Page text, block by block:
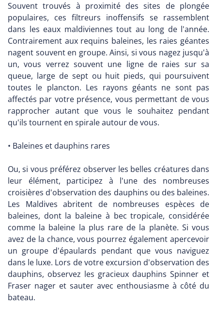
Souvent trouvés à proximité des sites de plongée
populaires, ces filtreurs inoffensifs se rassemblent
dans les eaux maldiviennes tout au long de l'année.
Contrairement aux requins baleines, les raies géantes
nagent souvent en groupe. Ainsi, si vous nagez jusqu'à
un, vous verrez souvent une ligne de raies sur sa
queue, large de sept ou huit pieds, qui poursuivent
toutes le plancton. Les rayons géants ne sont pas
affectés par votre présence, vous permettant de vous
rapprocher autant que vous le souhaitez pendant
qu'ils tournent en spirale autour de vous.
• Baleines et dauphins rares
Ou, si vous préférez observer les belles créatures dans
leur élément, participez à l'une des nombreuses
croisières d'observation des dauphins ou des baleines.
Les Maldives abritent de nombreuses espèces de
baleines, dont la baleine à bec tropicale, considérée
comme la baleine la plus rare de la planète. Si vous
avez de la chance, vous pourrez également apercevoir
un groupe d'épaulards pendant que vous naviguez
dans le luxe. Lors de votre excursion d'observation des
dauphins, observez les gracieux dauphins Spinner et
Fraser nager et sauter avec enthousiasme à côté du
bateau.